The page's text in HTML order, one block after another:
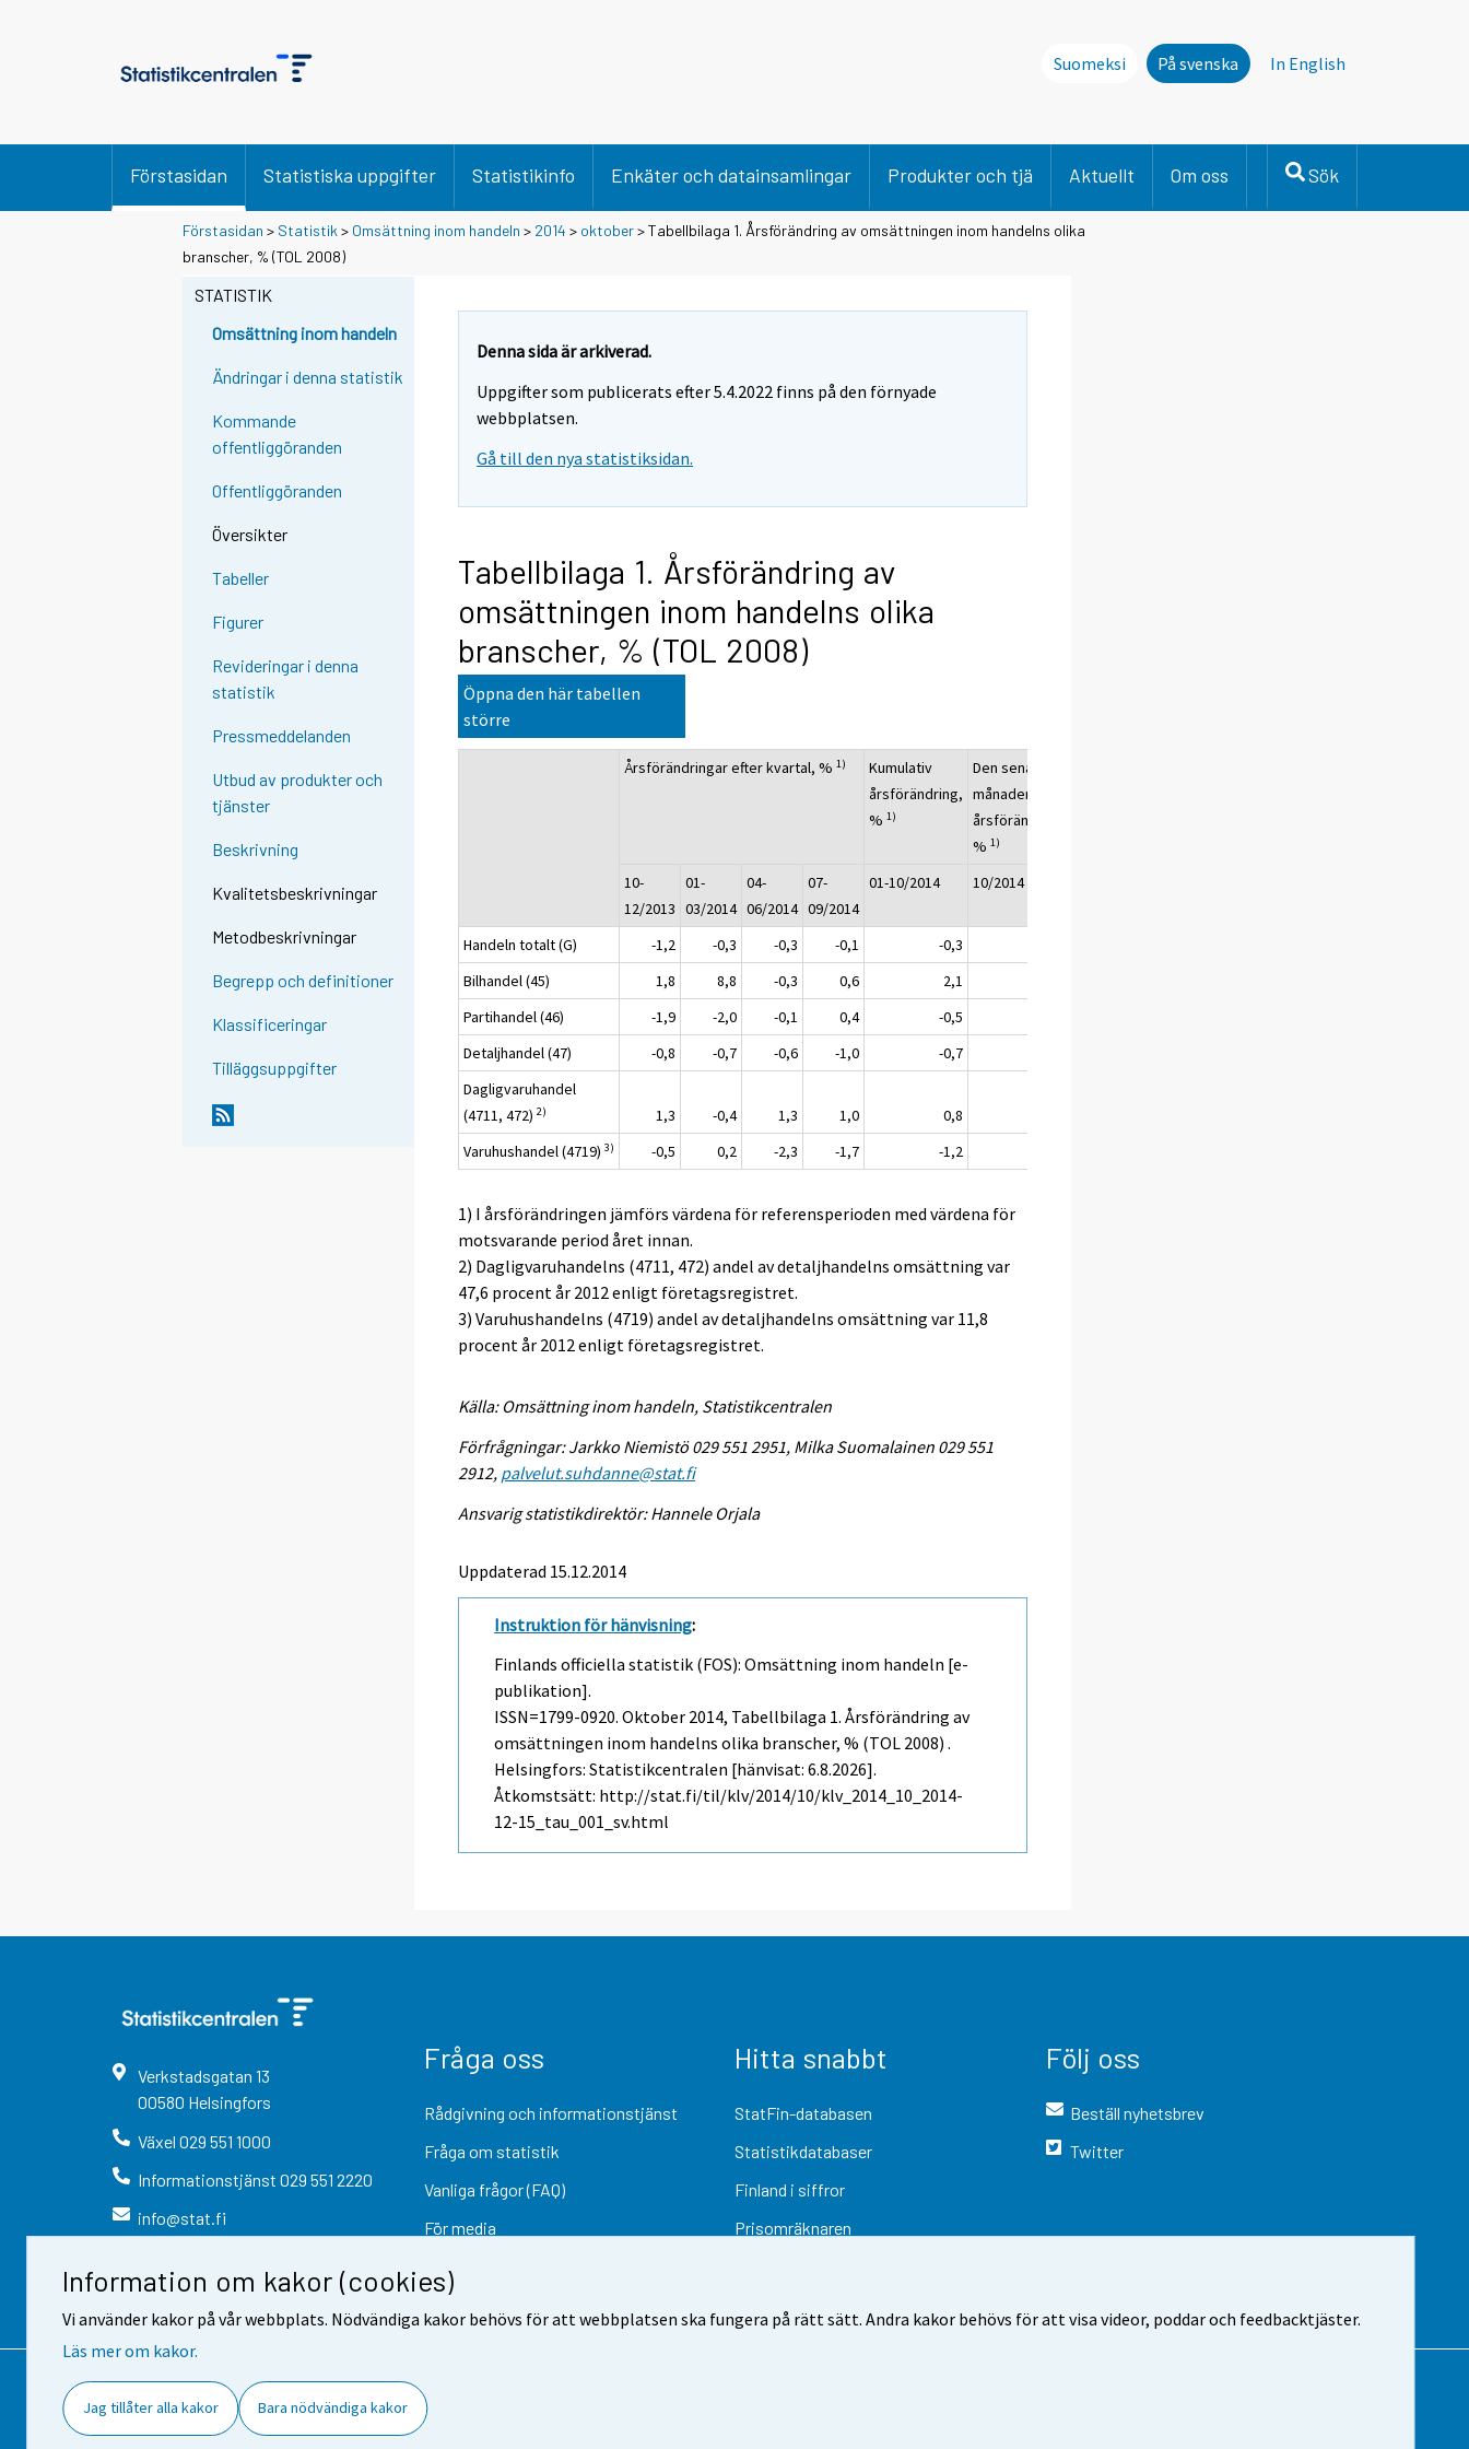
Information om kakor (cookies)
Vi använder kakor på vår webbplats. Nödvändiga kakor behövs för att webbplatsen ska fungera på rätt sätt. Andra kakor behövs för att visa videor, poddar och feedbacktjäster.
Läs mer om kakor.
Jag tillåter alla kakor Bara nödvändiga kakor
Suomeksi På svenska In English
Förstasidan Statistiska uppgifter Statistikinfo Enkäter och datainsamlingar Produkter och tjä Aktuellt Om oss Sök
Förstasidan > Statistik > Omsättning inom handeln > 2014 > oktober> Tabellbilaga 1. Årsförändring av omsättningen inom handelns olika
branscher, % (TOL 2008)
STATISTIK
Omsättning inom handeln
Ändringar i denna statistik
Kommande
offentliggöranden
Offentliggöranden
Översikter
Tabeller
Figurer
Revideringar i denna
statistik
Pressmeddelanden
Utbud av produkter och
tjänster
Beskrivning
Kvalitetsbeskrivningar
Metodbeskrivningar
Begrepp och definitioner
Klassificeringar
Tilläggsuppgifter
Denna sida är arkiverad.
Uppgifter som publicerats efter 5.4.2022 finns på den förnyade
webbplatsen.
Gå till den nya statistiksidan.
Tabellbilaga 1. Årsförändring av
omsättningen inom handelns olika
branscher, % (TOL 2008)
Öppna den här tabellen
större
Årsförändringar efter kvartal, %1)
Kumulativ
årsförändring,
%1)
Den senaste
månadens
årsförändring,
%1)
10-
12/2013
01-
03/2014
04-
06/2014
07-
09/2014
01-10/2014 10/2014
Handeln totalt (G) -1,2 -0,3 -0,3 -0,1 -0,3
Bilhandel (45)
1,8 8,8 -0,3 0,6 2,1
Partihandel (46)
-1,9 -2,0 -0,1 0,4 -0,5
Detaljhandel (47)
-0,8 -0,7 -0,6 -1,0 -0,7
Dagligvaruhandel
(4711, 472)2) 1,3 -0,4 1,3 1,0 0,8
Varuhushandel (4719)3) -0,5 0,2 -2,3 -1,7 -1,2
1) I årsförändringen jämförs värdena för referensperioden med värdena för
motsvarande period året innan.
2) Dagligvaruhandelns (4711, 472) andel av detaljhandelns omsättning var
47,6 procent år 2012 enligt företagsregistret.
3) Varuhushandelns (4719) andel av detaljhandelns omsättning var 11,8
procent år 2012 enligt företagsregistret.
Källa: Omsättning inom handeln, Statistikcentralen
Förfrågningar: Jarkko Niemistö 029 551 2951, Milka Suomalainen 029 551
2912, palvelut.suhdanne@stat.fi
Ansvarig statistikdirektör: Hannele Orjala
Uppdaterad 15.12.2014
Instruktion för hänvisning:
Finlands officiella statistik (FOS): Omsättning inom handeln [e-
publikation].
ISSN=1799-0920.Oktober 2014, Tabellbilaga 1. Årsförändring av
omsättningen inom handelns olika branscher, % (TOL 2008) .
Helsingfors: Statistikcentralen [hänvisat: 6.8.2026].
Åtkomstsätt: http://stat.fi/til/klv/2014/10/klv_2014_10_2014-
12-15_tau_001_sv.html
Verkstadsgatan 13
00580 Helsingfors
Växel 029 551 1000
Informationstjänst 029 551 2220
info@stat.fi
Fråga oss
Rådgivning och informationstjänst
Fråga om statistik
Vanliga frågor (FAQ)
För media
Hitta snabbt
StatFin-databasen
Statistikdatabaser
Finland i siffror
Prisomräknaren
Följ oss
Beställ nyhetsbrev
Twitter
Kontaktinformation Respons